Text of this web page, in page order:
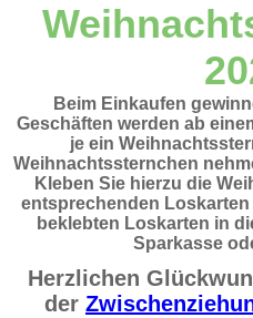
Beim Einkaufen
Geschäften werden ab
je ein
Weihnachtssternchen
Kleben Sie hierzu die
entsprechenden
beklebten Loskarten in
Sparkasse
Herzlichen
der